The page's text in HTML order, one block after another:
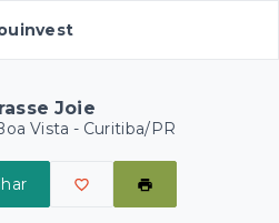
Joie
Vista - Curitiba/PR